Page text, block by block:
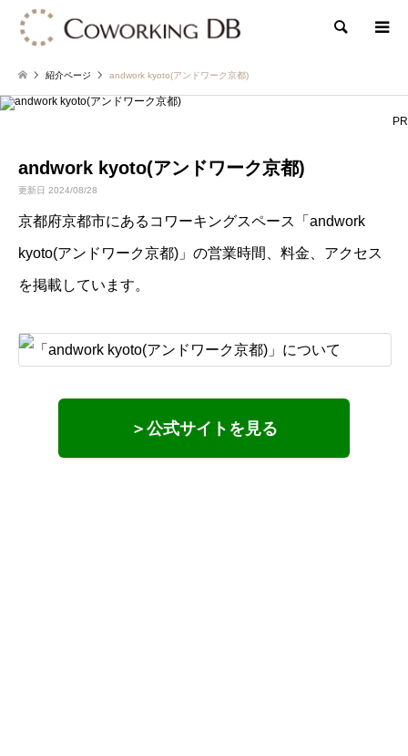
検索
紹介ページ andwork kyoto(アンドワーク京都)
PR
andwork kyoto(アンドワーク京都)
更新日 2024/08/28
京都府京都市にあるコワーキングスペース「andwork
kyoto(アンドワーク京都)」の営業時間、料金、アクセス
を掲載しています。
＞公式サイトを見る